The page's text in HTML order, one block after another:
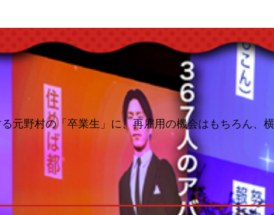
元野村の「卒業生」に、再雇用の機会はもちろん、